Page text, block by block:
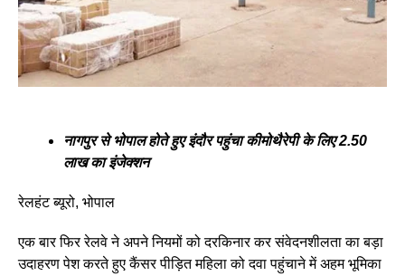
नागपुर से भोपाल होते हुए इंदौर पहुंचा कीमोथैरेपी के लिए 2.50
लाख का इंजेक्शन
रेलहंट ब्यूरो, भोपाल
एक बार फिर रेलवे ने अपने नियमों को दरकिनार कर संवेदनशीलता का बड़ा
उदाहरण पेश करते हुए कैंसर पीड़ित महिला को दवा पहुंचाने में अहम भूमिका